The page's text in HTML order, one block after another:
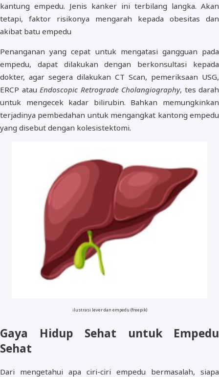
kantung empedu. Jenis kanker ini terbilang langka. Akan
tetapi, faktor risikonya mengarah kepada obesitas dan
akibat batu empedu
Penanganan yang cepat untuk mengatasi gangguan pada
empedu, dapat dilakukan dengan berkonsultasi kepada
dokter, agar segera dilakukan CT Scan, pemeriksaan USG,
ERCP atau Endoscopic Retrograde Cholangiography, tes darah
untuk mengecek kadar bilirubin. Bahkan memungkinkan
terjadinya pembedahan untuk mengangkat kantong empedu
yang disebut dengan kolesistektomi.
ilustrasi lever dan empedu (freepik)
Gaya Hidup Sehat untuk Empedu
Sehat
Dari mengetahui apa ciri-ciri empedu bermasalah, siapa